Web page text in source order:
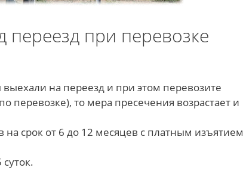
при перевозке
выехали на переезд и при этом перевозите
перевозке), то мера пресечения возрастает и
срок от 6 до 12 месяцев с платным изъятием